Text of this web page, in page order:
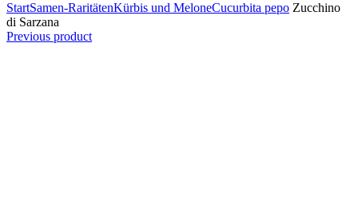
StartSamen-RaritätenKürbis und MeloneCucurbita pepo Zucchino
di Sarzana
Previous product